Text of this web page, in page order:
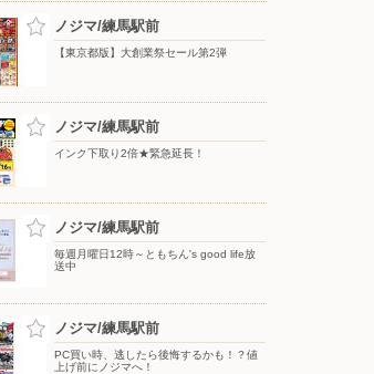
ノジマ/練馬駅前
【東京都版】大創業祭セール第2弾
ノジマ/練馬駅前
インク下取り2倍★緊急延長！
ノジマ/練馬駅前
毎週月曜日12時～ともちん's good life放
送中
ノジマ/練馬駅前
PC買い時、逃したら後悔するかも！？値
上げ前にノジマへ！